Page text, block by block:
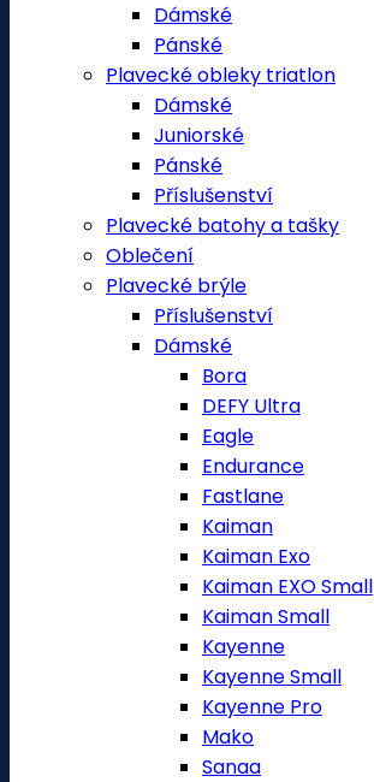
Dámské
Pánské
Plavecké obleky triatlon
Dámské
Juniorské
Pánské
Příslušenství
Plavecké batohy a tašky
Oblečení
Plavecké brýle
Příslušenství
Dámské
Bora
DEFY Ultra
Eagle
Endurance
Fastlane
Kaiman
Kaiman Exo
Kaiman EXO Small
Kaiman Small
Kayenne
Kayenne Small
Kayenne Pro
Mako
Sanaa